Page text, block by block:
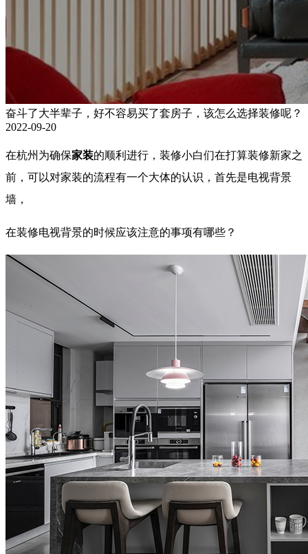
奋斗了大半辈子，好不容易买了套房子，该怎么选择装修呢？
2022-09-20
在杭州为确保家装的顺利进行，装修小白们在打算装修新家之
前，可以对家装的流程有一个大体的认识，首先是电视背景
墙，
在装修电视背景的时候应该注意的事项有哪些？